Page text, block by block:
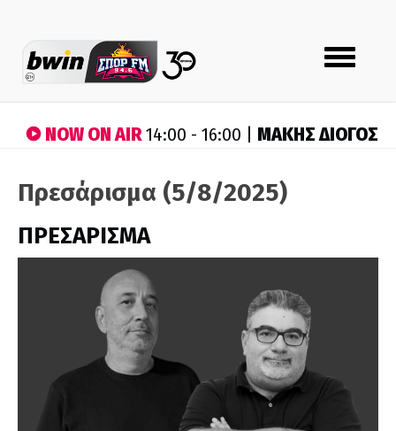
Toggle
navigation
NOW ON AIR14:00 - 16:00 | ΜΑΚΗΣ ΔΙΟΓΟΣ
Πρεσάρισμα (5/8/2025)
ΠΡΕΣΑΡΙΣΜΑ